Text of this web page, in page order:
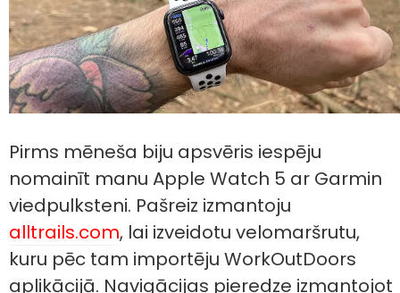
Pirms mēneša biju apsvēris iespēju
nomainīt manu Apple Watch 5 ar Garmin
viedpulksteni. Pašreiz izmantoju
alltrails.com, lai izveidotu velomaršrutu,
kuru pēc tam importēju WorkOutDoors
aplikācijā. Navigācijas pieredze izmantojot